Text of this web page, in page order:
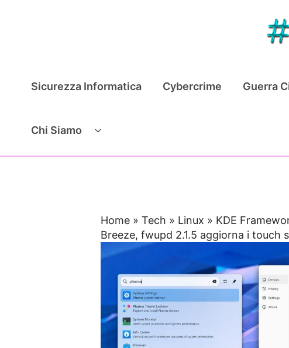
Sicurezza Informatica Cybercrime Guerra
Chi Siamo
Home »Tech » Linux » KDE
Breeze, fwupd 2.1.5 aggiorna i touch